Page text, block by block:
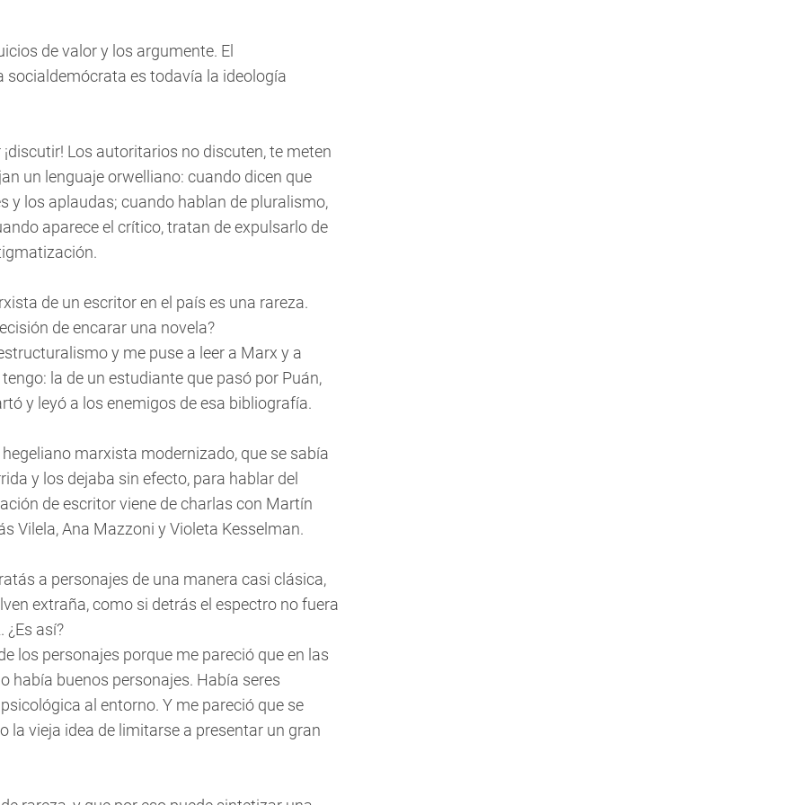
de valor y los argumente. El
es todavía la ideología
Los autoritarios no discuten, te meten
un lenguaje orwelliano: cuando dicen que
y los aplaudas; cuando hablan de pluralismo,
aparece el crítico, tratan de expulsarlo de
de un escritor en el país es una rareza.
de encarar una novela?
y me puse a leer a Marx y a
la de un estudiante que pasó por Puán,
y leyó a los enemigos de esa bibliografía.
marxista modernizado, que se sabía
y los dejaba sin efecto, para hablar del
de escritor viene de charlas con Martín
Vilela, Ana Mazzoni y Violeta Kesselman.
a personajes de una manera casi clásica,
extraña, como si detrás el espectro no fuera
¿Es así?
los personajes porque me pareció que en las
había buenos personajes. Había seres
al entorno. Y me pareció que se
la vieja idea de limitarse a presentar un gran